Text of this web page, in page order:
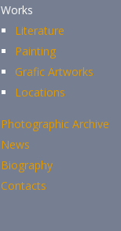
Works
Literature
Painting
Grafic Artworks
Locations
Photographic Archive
News
Biography
Contacts